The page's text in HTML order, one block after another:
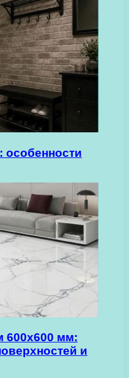
особенности
600х600 мм:
и